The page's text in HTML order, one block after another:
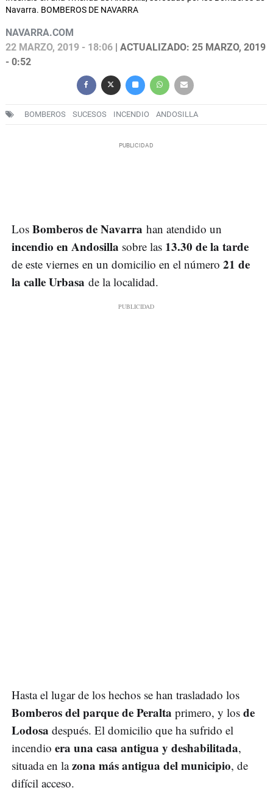
Navarra. BOMBEROS DE NAVARRA
NAVARRA.COM
22 MARZO, 2019 - 18:06 | ACTUALIZADO: 25 MARZO, 2019
- 0:52
BOMBEROS SUCESOS INCENDIO ANDOSILLA
Los Bomberos de Navarra han atendido un
incendio en Andosilla sobre las 13.30 de la tarde
de este viernes en un domicilio en el número 21 de
la calle Urbasa de la localidad.
Hasta el lugar de los hechos se han trasladado los
Bomberos del parque de Peralta primero, y los de
Lodosa después. El domicilio que ha sufrido el
incendio era una casa antigua y deshabilitada,
situada en lazona más antigua del municipio, de
difícil acceso.